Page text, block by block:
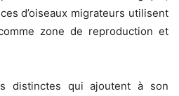
d’oiseaux migrateurs utilisent
zone de reproduction et
distinctes qui ajoutent à son